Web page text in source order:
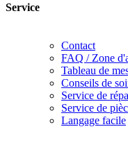
Service
Contact
FAQ / Zone
Tableau de
Conseils de
Service de
Service de
Langage facile